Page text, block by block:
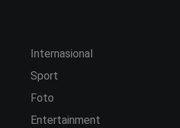
Internasional
Sport
Foto
Entertainment